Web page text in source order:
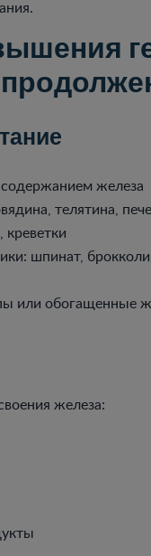
железа
телятина,
шпинат,
или обогащенные
железа: